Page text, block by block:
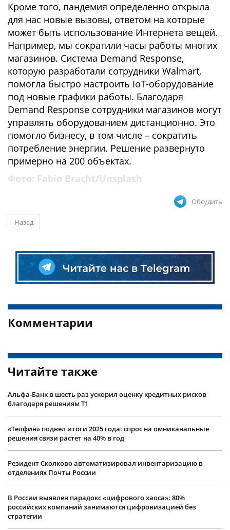
Кроме того, пандемия определенно открыла
для нас новые вызовы, ответом на которые
может быть использование Интернета вещей.
Например, мы сократили часы работы многих
магазинов. Система Demand Response,
которую разработали сотрудники Walmart,
помогла быстро настроить IoT-оборудование
под новые графики работы. Благодаря
Demand Response сотрудники магазинов могут
управлять оборудованием дистанционно. Это
помогло бизнесу, в том числе – сократить
потребление энергии. Решение развернуто
примерно на 200 объектах.
Фото: Fabio Bracht/Unsplash
Обсудить
Назад
Комментарии
Читайте также
Альфа-Банк в шесть раз ускорил оценку кредитных рисков
благодаря решениям Т1
«Телфин» подвел итоги 2025 года: спрос на омниканальные
решения связи растет на 40% в год
Резидент Сколково автоматизировал инвентаризацию в
отделениях Почты России
В России выявлен парадокс «цифрового хаоса»: 80%
российских компаний занимаются цифровизацией без
стратегии